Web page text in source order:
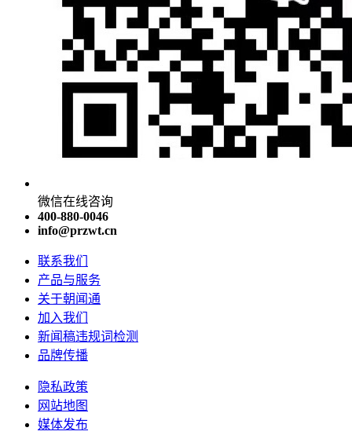
微信在线咨询
400-880-0046
info@przwt.cn
联系我们
产品与服务
关于朝闻通
加入我们
新闻稿违规词检测
品牌传播
隐私政策
网站地图
媒体发布